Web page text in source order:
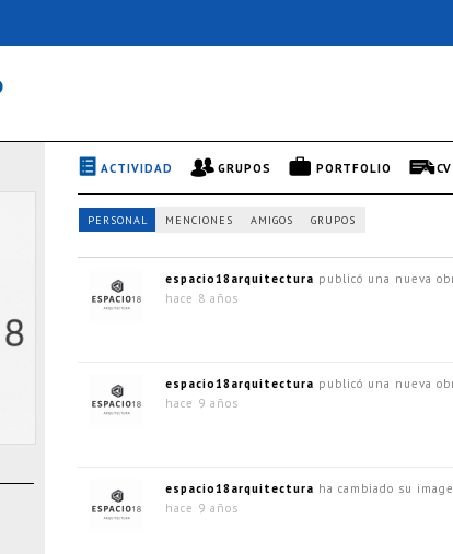
ACTIVIDAD GRUPOS PORTFOLIO CV
PERSONAL MENCIONES AMIGOS GRUPOS
espacio18arquitectura publicó una nueva
hace 8 años
espacio18arquitectura publicó una nueva
hace 9 años
espacio18arquitectura ha cambiado su
hace 9 años